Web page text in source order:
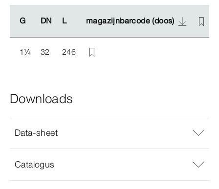
G DN L magazijnbarcode (doos)
G DN L magazijnbarcode (doos)
1¼ 32 246
Downloads
Data-sheet
Catalogus